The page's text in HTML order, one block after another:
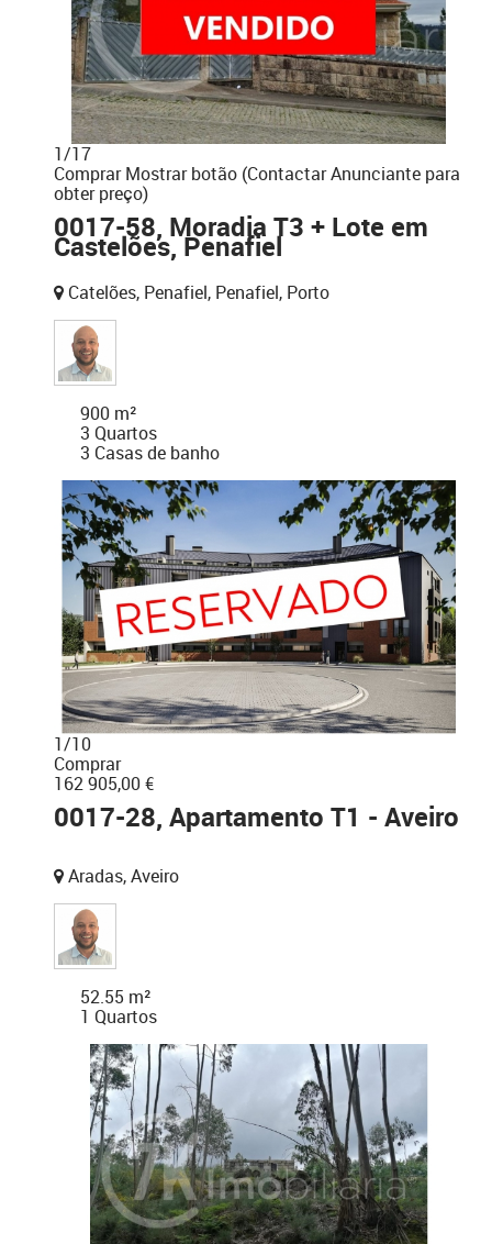
1/17
ComprarMostrar botão (Contactar Anunciante para
obter preço)
0017-58, Moradia T3 + Lote em
Castelões, Penafiel
Catelões, Penafiel, Penafiel, Porto
900 m²
3 Quartos
3 Casas de banho
1/10
Comprar
162 905,00 €
0017-28, Apartamento T1 - Aveiro
Aradas, Aveiro
52.55 m²
1 Quartos